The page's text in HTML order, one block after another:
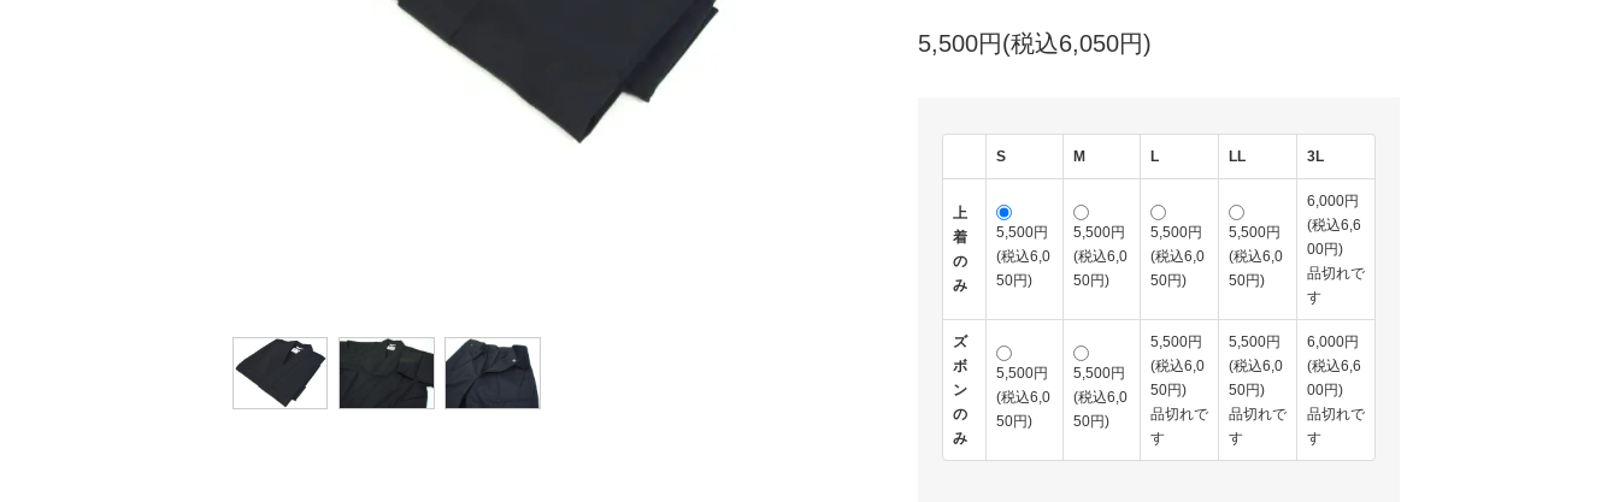
5,500円(税込6,050円)
S M L LL 3L
上
着
の
み
5,500円
(税込6,0
50円)
5,500円
(税込6,0
50円)
5,500円
(税込6,0
50円)
5,500円
(税込6,0
50円)
6,000円
(税込6,6
00円)
品切れで
す
ズ
ボ
ン
の
み
5,500円
(税込6,0
50円)
5,500円
(税込6,0
50円)
5,500円
(税込6,0
50円)
品切れで
す
5,500円
(税込6,0
50円)
品切れで
す
6,000円
(税込6,6
00円)
品切れで
す